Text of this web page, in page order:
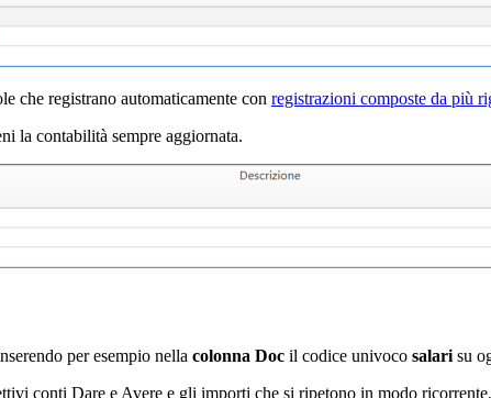
che registrano automaticamente con registrazioni composte da più
la contabilità sempre aggiornata.
per esempio nella colonna Doc il codice univoco salari su
conti Dare e Avere e gli importi che si ripetono in modo ricorrente.